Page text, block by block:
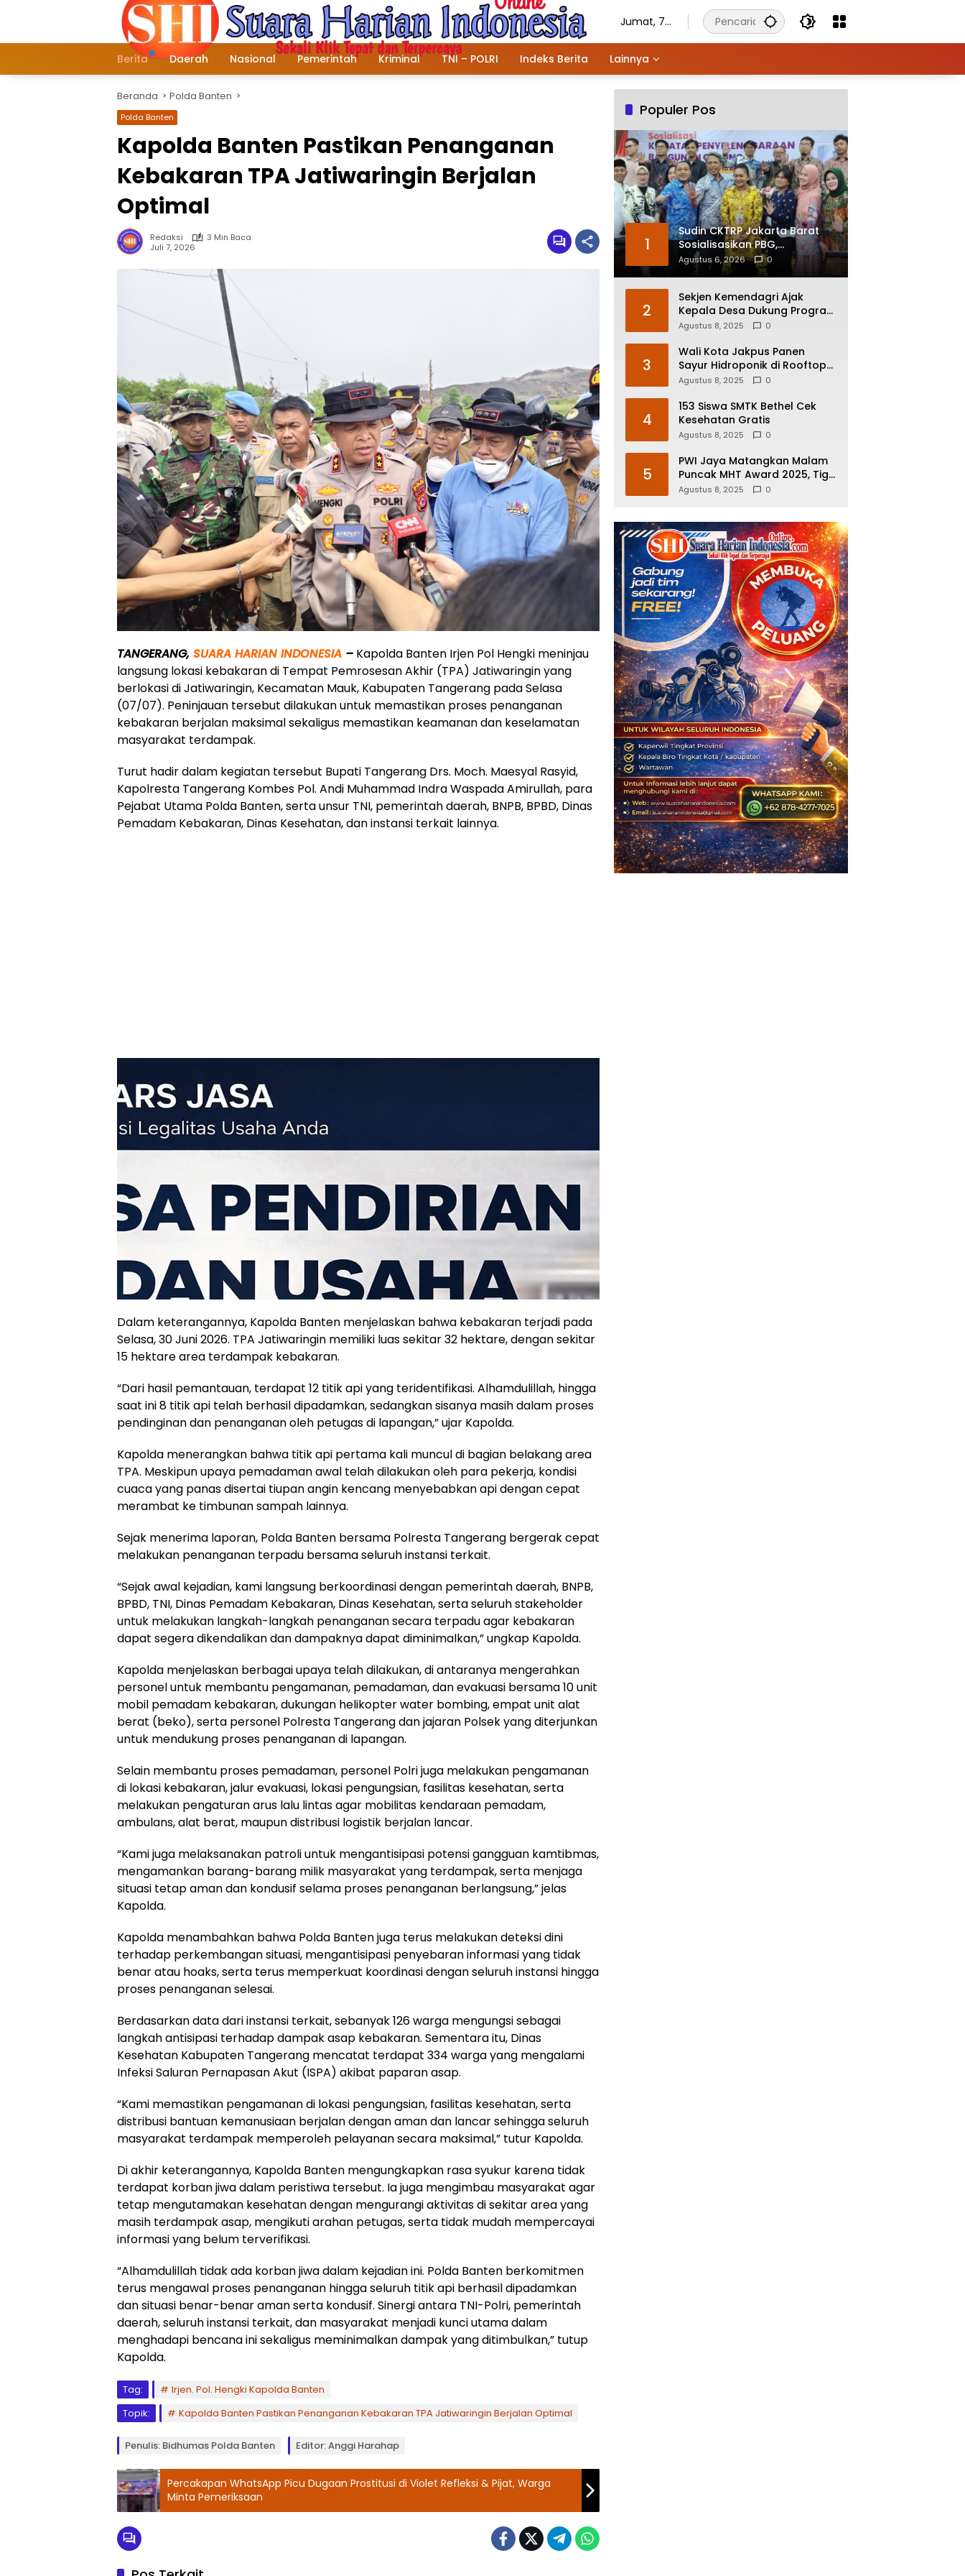
Jumat, 7
2026
Berita Daerah Nasional Pemerintah Kriminal TNI – POLRI Indeks Berita Lainnya
Beranda Polda Banten
Polda Banten
Kapolda Banten Pastikan Penanganan
Kebakaran TPA Jatiwaringin Berjalan
Optimal
Redaksi
3 Min Baca
Juli 7, 2026
TANGERANG, SUARA HARIAN INDONESIA – Kapolda Banten Irjen Pol Hengki meninjau
langsung lokasi kebakaran di Tempat Pemrosesan Akhir (TPA) Jatiwaringin yang
berlokasi di Jatiwaringin, Kecamatan Mauk, Kabupaten Tangerang pada Selasa
(07/07). Peninjauan tersebut dilakukan untuk memastikan proses penanganan
kebakaran berjalan maksimal sekaligus memastikan keamanan dan keselamatan
masyarakat terdampak.
Turut hadir dalam kegiatan tersebut Bupati Tangerang Drs. Moch. Maesyal Rasyid,
Kapolresta Tangerang Kombes Pol. Andi Muhammad Indra Waspada Amirullah, para
Pejabat Utama Polda Banten, serta unsur TNI, pemerintah daerah, BNPB, BPBD, Dinas
Pemadam Kebakaran, Dinas Kesehatan, dan instansi terkait lainnya.
Dalam keterangannya, Kapolda Banten menjelaskan bahwa kebakaran terjadi pada
Selasa, 30 Juni 2026. TPA Jatiwaringin memiliki luas sekitar 32 hektare, dengan sekitar
15 hektare area terdampak kebakaran.
“Dari hasil pemantauan, terdapat 12 titik api yang teridentifikasi. Alhamdulillah, hingga
saat ini 8 titik api telah berhasil dipadamkan, sedangkan sisanya masih dalam proses
pendinginan dan penanganan oleh petugas di lapangan,” ujar Kapolda.
Kapolda menerangkan bahwa titik api pertama kali muncul di bagian belakang area
TPA. Meskipun upaya pemadaman awal telah dilakukan oleh para pekerja, kondisi
cuaca yang panas disertai tiupan angin kencang menyebabkan api dengan cepat
merambat ke timbunan sampah lainnya.
Sejak menerima laporan, Polda Banten bersama Polresta Tangerang bergerak cepat
melakukan penanganan terpadu bersama seluruh instansi terkait.
“Sejak awal kejadian, kami langsung berkoordinasi dengan pemerintah daerah, BNPB,
BPBD, TNI, Dinas Pemadam Kebakaran, Dinas Kesehatan, serta seluruh stakeholder
untuk melakukan langkah-langkah penanganan secara terpadu agar kebakaran
dapat segera dikendalikan dan dampaknya dapat diminimalkan,” ungkap Kapolda.
Kapolda menjelaskan berbagai upaya telah dilakukan, di antaranya mengerahkan
personel untuk membantu pengamanan, pemadaman, dan evakuasi bersama 10 unit
mobil pemadam kebakaran, dukungan helikopter water bombing, empat unit alat
berat (beko), serta personel Polresta Tangerang dan jajaran Polsek yang diterjunkan
untuk mendukung proses penanganan di lapangan.
Selain membantu proses pemadaman, personel Polri juga melakukan pengamanan
di lokasi kebakaran, jalur evakuasi, lokasi pengungsian, fasilitas kesehatan, serta
melakukan pengaturan arus lalu lintas agar mobilitas kendaraan pemadam,
ambulans, alat berat, maupun distribusi logistik berjalan lancar.
“Kami juga melaksanakan patroli untuk mengantisipasi potensi gangguan kamtibmas,
mengamankan barang-barang milik masyarakat yang terdampak, serta menjaga
situasi tetap aman dan kondusif selama proses penanganan berlangsung,” jelas
Kapolda.
Kapolda menambahkan bahwa Polda Banten juga terus melakukan deteksi dini
terhadap perkembangan situasi, mengantisipasi penyebaran informasi yang tidak
benar atau hoaks, serta terus memperkuat koordinasi dengan seluruh instansi hingga
proses penanganan selesai.
Berdasarkan data dari instansi terkait, sebanyak 126 warga mengungsi sebagai
langkah antisipasi terhadap dampak asap kebakaran. Sementara itu, Dinas
Kesehatan Kabupaten Tangerang mencatat terdapat 334 warga yang mengalami
Infeksi Saluran Pernapasan Akut (ISPA) akibat paparan asap.
“Kami memastikan pengamanan di lokasi pengungsian, fasilitas kesehatan, serta
distribusi bantuan kemanusiaan berjalan dengan aman dan lancar sehingga seluruh
masyarakat terdampak memperoleh pelayanan secara maksimal,” tutur Kapolda.
Di akhir keterangannya, Kapolda Banten mengungkapkan rasa syukur karena tidak
terdapat korban jiwa dalam peristiwa tersebut. Ia juga mengimbau masyarakat agar
tetap mengutamakan kesehatan dengan mengurangi aktivitas di sekitar area yang
masih terdampak asap, mengikuti arahan petugas, serta tidak mudah mempercayai
informasi yang belum terverifikasi.
“Alhamdulillah tidak ada korban jiwa dalam kejadian ini. Polda Banten berkomitmen
terus mengawal proses penanganan hingga seluruh titik api berhasil dipadamkan
dan situasi benar-benar aman serta kondusif. Sinergi antara TNI-Polri, pemerintah
daerah, seluruh instansi terkait, dan masyarakat menjadi kunci utama dalam
menghadapi bencana ini sekaligus meminimalkan dampak yang ditimbulkan,” tutup
Kapolda.
Tag:
Irjen. Pol. Hengki Kapolda Banten
Topik:
Kapolda Banten Pastikan Penanganan Kebakaran TPA Jatiwaringin Berjalan Optimal
Penulis: Bidhumas Polda Banten Editor: Anggi Harahap
Percakapan WhatsApp Picu Dugaan Prostitusi di Violet Refleksi & Pijat, Warga
Minta Pemeriksaan
Populer Pos
1
Sudin CKTRP Jakarta Barat
Sosialisasikan PBG,
Kelengkapan Dokumen Jadi
Kunci Percepatan Izin
Agustus 6, 2026 0
2
Sekjen Kemendagri Ajak
Kepala Desa Dukung Program
Prioritas Pemerintah
Agustus 8, 2025 0
3
Wali Kota Jakpus Panen
Sayur Hidroponik di Rooftop
Bersama Deputi Bisnis PT
Agustus 8, 2025 0
4
153 Siswa SMTK Bethel Cek
Kesehatan Gratis
Agustus 8, 2025 0
5
PWI Jaya Matangkan Malam
Puncak MHT Award 2025, Tiga
Nominee di Tujuh Kategori
Agustus 8, 2025 0